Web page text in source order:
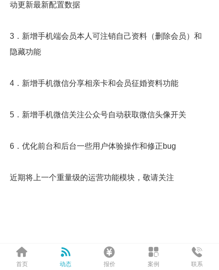
动更新最新配置数据
3．新增手机端会员本人可注销自己资料（删除会员）和
隐藏功能
4．新增手机微信分享相亲卡和会员征婚资料功能
5．新增手机微信关注公众号自动获取微信头像开关
6．优化前台和后台一些用户体验操作和修正bug
近期将上一个重量级的运营功能模块，敬请关注

首页

动态

报价

案例

联系
